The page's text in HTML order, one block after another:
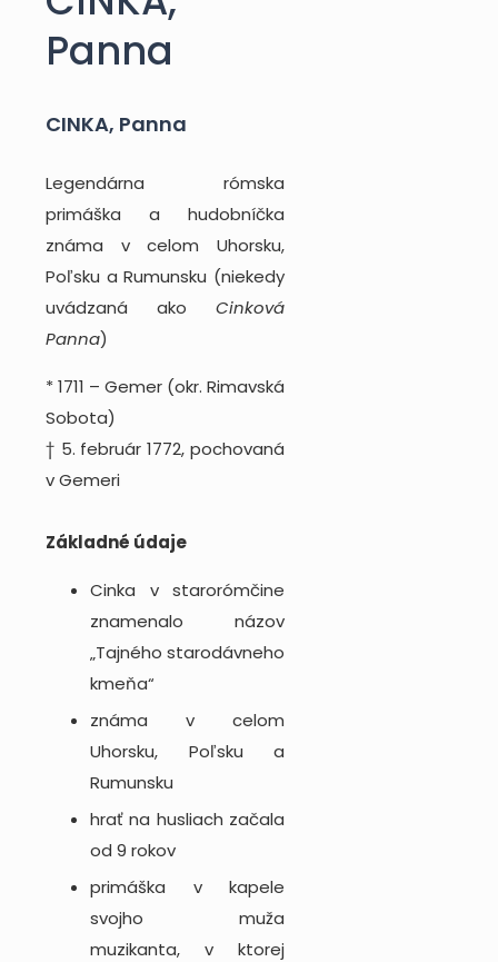
Panna
CINKA, Panna
Legendárna rómska
primáška a hudobníčka
známa v celom Uhorsku,
Poľsku a Rumunsku (niekedy
uvádzaná akoCinková
Panna)
* 1711 – Gemer (okr. Rimavská
Sobota)
† 5. február 1772, pochovaná
v Gemeri
Základné údaje
Cinka v starorómčine
znamenalo názov
„Tajného starodávneho
kmeňa“
známa v celom
Uhorsku, Poľsku a
Rumunsku
hrať na husliach začala
od 9 rokov
primáška v kapele
svojho muža
muzikanta, v ktorej